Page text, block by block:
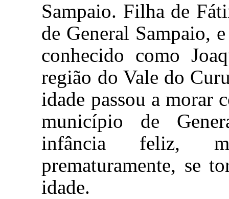
Sampaio. Filha de
de General Sampaio,
conhecido como
região do Vale do
idade passou a morar
município de
infância feliz,
prematuramente, se
idade.